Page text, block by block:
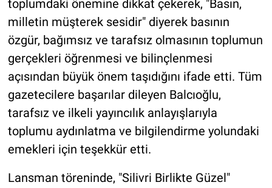
toplumdaki önemine dikkat çekerek, "Basın,
milletin müşterek sesidir" diyerek basının
özgür, bağımsız ve tarafsız olmasının toplumun
gerçekleri öğrenmesi ve bilinçlenmesi
açısından büyük önem taşıdığını ifade etti. Tüm
gazetecilere başarılar dileyen Balcıoğlu,
tarafsız ve ilkeli yayıncılık anlayışlarıyla
toplumu aydınlatma ve bilgilendirme yolundaki
emekleri için teşekkür etti.
Lansman töreninde, "Silivri Birlikte Güzel"